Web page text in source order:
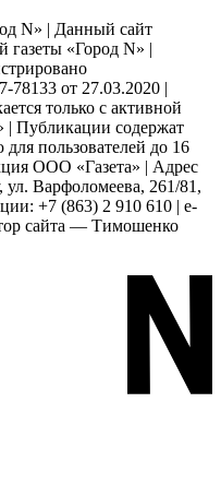
N» | Данный сайт
газеты «Город N» |
от 27.03.2020 |
только с активной
| Публикации содержат
пользователей до 16
ООО «Газета» | Адрес
Варфоломеева, 261/81,
+7 (863) 2 910 610 | e-
сайта — Тимошенко